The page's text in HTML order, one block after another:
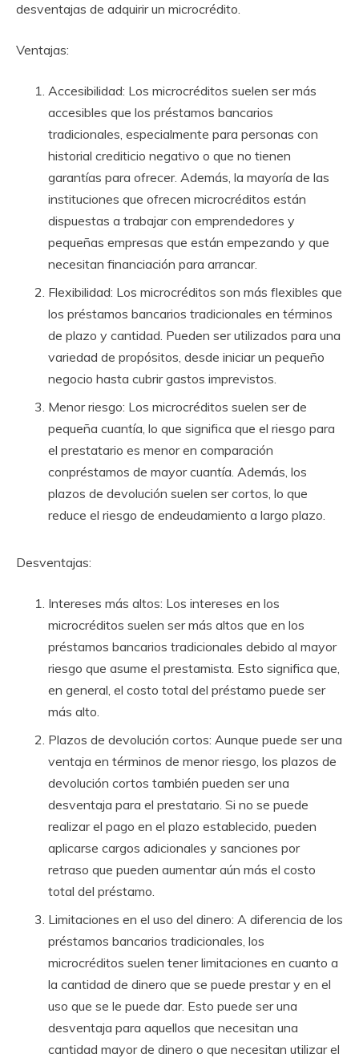
desventajas de adquirir un microcrédito.
Ventajas:
Accesibilidad: Los microcréditos suelen ser más
accesibles que los préstamos bancarios
tradicionales, especialmente para personas con
historial crediticio negativo o que no tienen
garantías para ofrecer. Además, la mayoría de las
instituciones que ofrecen microcréditos están
dispuestas a trabajar con emprendedores y
pequeñas empresas que están empezando y que
necesitan financiación para arrancar.
Flexibilidad: Los microcréditos son más flexibles que
los préstamos bancarios tradicionales en términos
de plazo y cantidad. Pueden ser utilizados para una
variedad de propósitos, desde iniciar un pequeño
negocio hasta cubrir gastos imprevistos.
Menor riesgo: Los microcréditos suelen ser de
pequeña cuantía, lo que significa que el riesgo para
el prestatario es menor en comparación
conpréstamos de mayor cuantía. Además, los
plazos de devolución suelen ser cortos, lo que
reduce el riesgo de endeudamiento a largo plazo.
Desventajas:
Intereses más altos: Los intereses en los
microcréditos suelen ser más altos que en los
préstamos bancarios tradicionales debido al mayor
riesgo que asume el prestamista. Esto significa que,
en general, el costo total del préstamo puede ser
más alto.
Plazos de devolución cortos: Aunque puede ser una
ventaja en términos de menor riesgo, los plazos de
devolución cortos también pueden ser una
desventaja para el prestatario. Si no se puede
realizar el pago en el plazo establecido, pueden
aplicarse cargos adicionales y sanciones por
retraso que pueden aumentar aún más el costo
total del préstamo.
Limitaciones en el uso del dinero: A diferencia de los
préstamos bancarios tradicionales, los
microcréditos suelen tener limitaciones en cuanto a
la cantidad de dinero que se puede prestar y en el
uso que se le puede dar. Esto puede ser una
desventaja para aquellos que necesitan una
cantidad mayor de dinero o que necesitan utilizar el